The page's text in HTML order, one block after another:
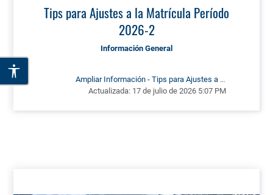
Tips para Ajustes a la Matrícula Período
2026-2
Información General
Ampliar Información - Tips para Ajustes a la
Matrícula Período 2026-2
Actualizada: 17 de julio de 2026 5:07 PM